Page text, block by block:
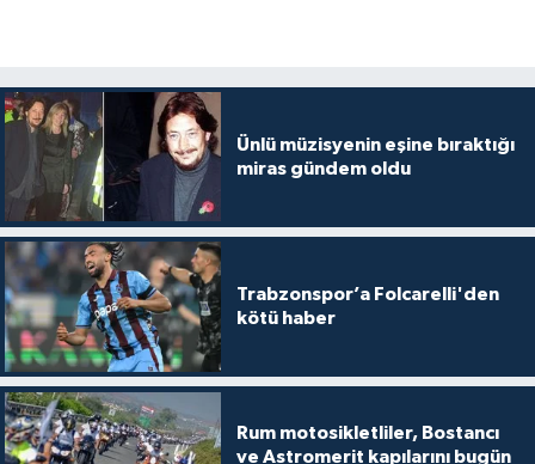
Ünlü müzisyenin eşine bıraktığı
miras gündem oldu
Trabzonspor’a Folcarelli'den
kötü haber
Rum motosikletliler, Bostancı
ve Astromerit kapılarını bugün